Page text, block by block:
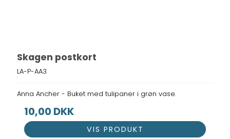
Skagen postkort
LA-P-AA3
Anna Ancher - Buket med tulipaner i grøn vase.
10,00 DKK
VIS PRODUKT